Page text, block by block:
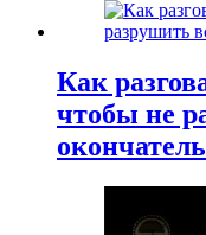
Как
чтобы не